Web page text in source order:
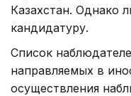
Казахстан. Однако
кандидатуру.
Список
направляемых в
осуществления